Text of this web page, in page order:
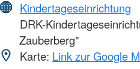
Kindertageseinrichtung
DRK-
Zauberberg"
Karte: Link zur Google